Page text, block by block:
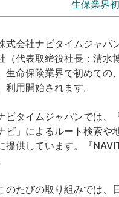
生保業界
式会社ナビタイムジャパ
（代表取締役社長：清水
生命保険業界で初めての
利用開始されます。
ビタイムジャパンでは、
ビ」によるルート検索や
提供しています。『
のたびの取り組みでは、